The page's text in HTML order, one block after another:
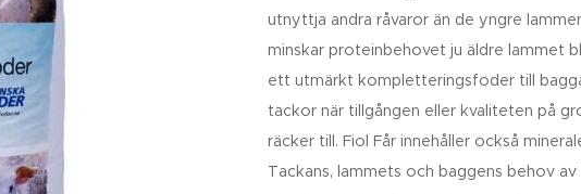
utnyttja andra råvaror än de yngre
minskar proteinbehovet ju äldre lammet
ett utmärkt kompletteringsfoder till
tackor när tillgången eller kvaliteten på
räcker till. Fiol Får innehåller också
Tackans, lammets och baggens behov